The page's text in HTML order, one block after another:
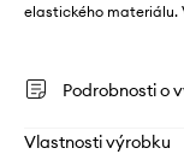
elastického materiálu.
Podrobnosti o
Vlastnosti výrobku